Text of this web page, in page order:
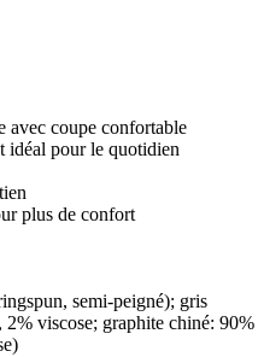
avec coupe confortable
idéal pour le quotidien
plus de confort
semi-peigné); gris
viscose; graphite chiné: 90%